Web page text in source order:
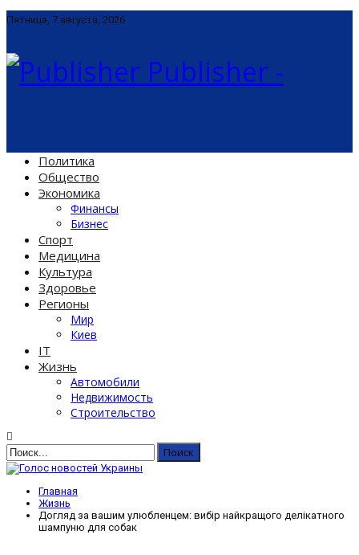
Пятница, 7 августа, 2026
Publisher -
Политика
Общество
Экономика
Финансы
Бизнес
Спорт
Медицина
Культура
Здоровье
Регионы
Мир
Киев
IT
Жизнь
Автомобили
Недвижимость
Строительство
Главная
Жизнь
Догляд за вашим улюбленцем: вибір найкращого делікатного
шампуню для собак